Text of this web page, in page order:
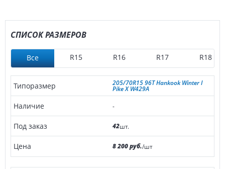
СПИСОК РАЗМЕРОВ
Все R15 R16 R17 R18
205/70R15 96T Hankook Winter I
Pike X W429A
-
42шт.
8 200 руб./шт